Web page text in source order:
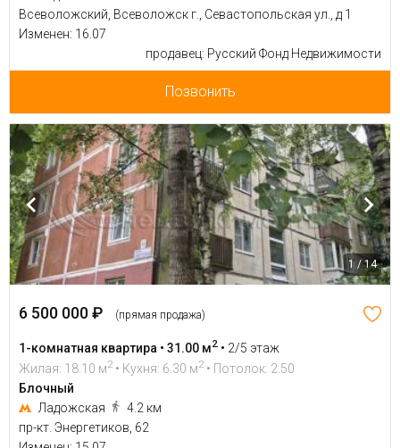
Всеволожский, Всеволожск г., Севастопольская ул., д 1
Изменен: 16.07
продавец: Русский Фонд Недвижимости
Позвонить
1 / 14
6 500 000 ₽ (прямая продажа)
1-комнатная квартира • 31.00 м2 • 2/5 этаж
Жилая: 18.10 м2 • Кухня: 6.30 м2 • Потолок: 2.50
Блочный
Ладожская
4.2 км
пр-кт. Энергетиков, 62